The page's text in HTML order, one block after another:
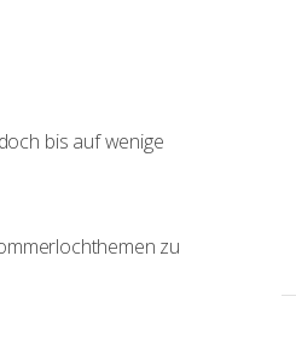
bis auf wenige
zu